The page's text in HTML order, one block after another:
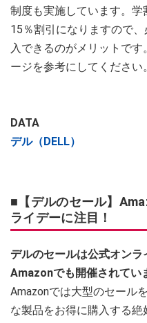
制度も実施しています。
15％割引になりますので
入できるのがメリットで
ージを参考にしてください。
DATA
デル（DELL）
■【デルのセール】
ライデーに注目！
デルのセールは公式オンラ
Amazonでも開催されてい
Amazonでは大型のセール
な製品をお得に購入する